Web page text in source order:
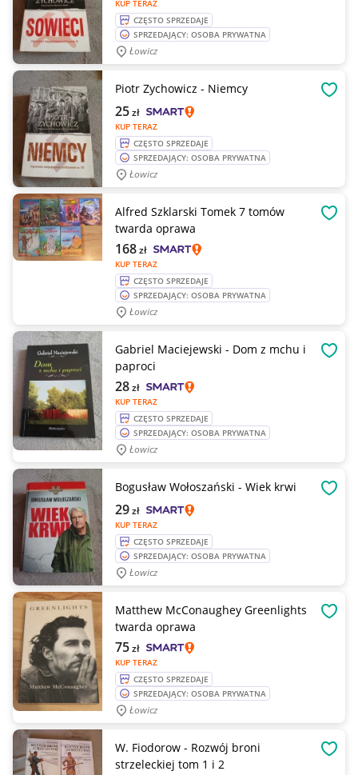
KUP TERAZ
CZĘSTO SPRZEDAJE
SPRZEDAJĄCY: OSOBA PRYWATNA
Łowicz
Piotr Zychowicz - Niemcy
KUP TERAZ
25zł
CZĘSTO SPRZEDAJE
SPRZEDAJĄCY: OSOBA PRYWATNA
Łowicz
Alfred Szklarski Tomek 7 tomów
twarda oprawa
KUP TERAZ
168zł
CZĘSTO SPRZEDAJE
SPRZEDAJĄCY: OSOBA PRYWATNA
Łowicz
Gabriel Maciejewski - Dom z mchu i
paproci
KUP TERAZ
28zł
CZĘSTO SPRZEDAJE
SPRZEDAJĄCY: OSOBA PRYWATNA
Łowicz
Bogusław Wołoszański - Wiek krwi
KUP TERAZ
29zł
CZĘSTO SPRZEDAJE
SPRZEDAJĄCY: OSOBA PRYWATNA
Łowicz
Matthew McConaughey Greenlights
twarda oprawa
KUP TERAZ
75zł
CZĘSTO SPRZEDAJE
SPRZEDAJĄCY: OSOBA PRYWATNA
Łowicz
W. Fiodorow - Rozwój broni
strzeleckiej tom 1 i 2